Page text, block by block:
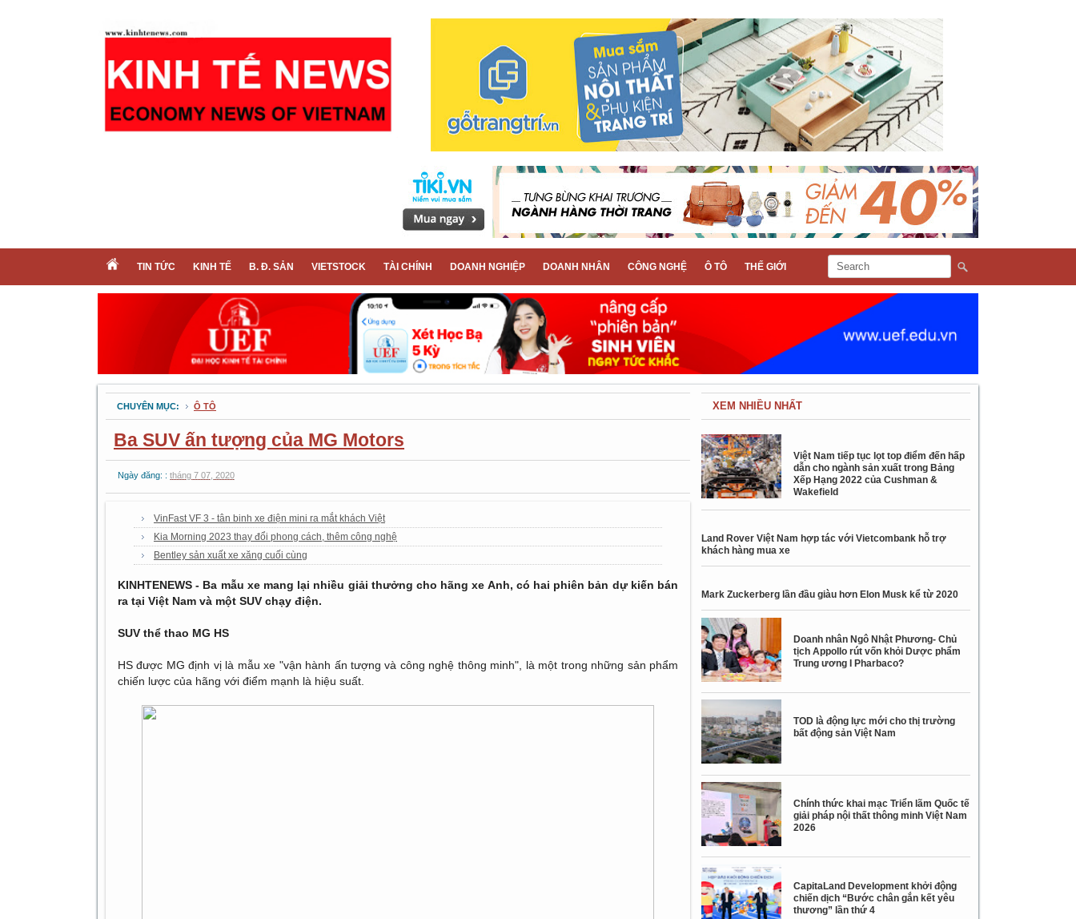
TIN TỨC KINH TẾ B. Đ. SẢN VIETSTOCK TÀI CHÍNH DOANH NGHIỆP DOANH NHÂN CÔNG NGHỆ Ô TÔ THẾ GIỚI
CHUYÊN MỤC: Ô TÔ
Ba SUV ấn tượng của MG Motors
Ngày đăng: : tháng 7 07, 2020
VinFast VF 3 - tân binh xe điện mini ra mắt khách Việt
Kia Morning 2023 thay đổi phong cách, thêm công nghệ
Bentley sản xuất xe xăng cuối cùng
KINHTENEWS - Ba mẫu xe mang lại nhiều giải thưởng cho hãng xe Anh, có hai phiên bản dự kiến bán
ra tại Việt Nam và một SUV chạy điện.
SUV thể thao MG HS
HS được MG định vị là mẫu xe "vận hành ấn tượng và công nghệ thông minh", là một trong những sản phẩm
chiến lược của hãng với điểm mạnh là hiệu suất.
XEM NHIỀU NHẤT
Việt Nam tiếp tục lọt top điểm đến hấp
dẫn cho ngành sản xuất trong Bảng
Xếp Hạng 2022 của Cushman &
Wakefield
Land Rover Việt Nam hợp tác với Vietcombank hỗ trợ
khách hàng mua xe
Mark Zuckerberg lần đầu giàu hơn Elon Musk kể từ 2020
Doanh nhân Ngô Nhật Phương- Chủ
tịch Appollo rút vốn khỏi Dược phẩm
Trung ương I Pharbaco?
TOD là động lực mới cho thị trường
bất động sản Việt Nam
Chính thức khai mạc Triển lãm Quốc tế
giải pháp nội thất thông minh Việt Nam
2026
CapitaLand Development khởi động
chiến dịch “Bước chân gắn kết yêu
thương” lần thứ 4